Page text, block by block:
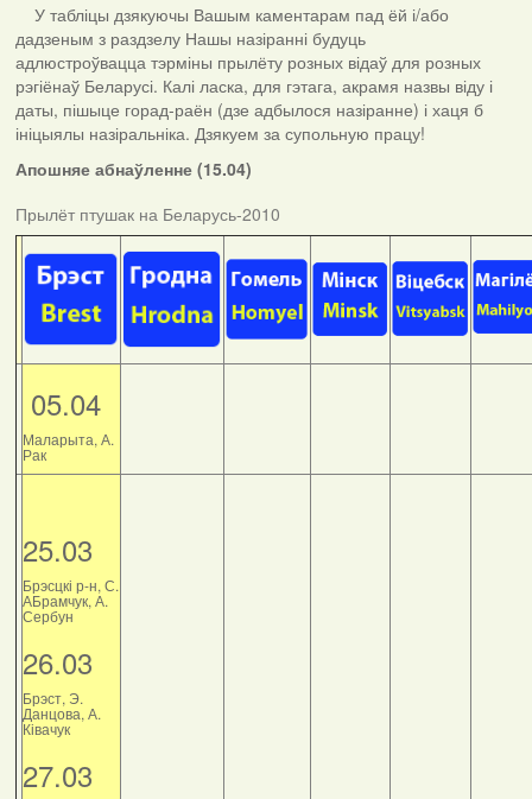
У табліцы дзякуючы Вашым каментарам пад ёй і/або
дадзеным з раздзелу Нашы назіранні будуць
адлюстроўвацца тэрміны прылёту розных відаў для розных
рэгіёнаў Беларусі. Калі ласка, для гэтага, акрамя назвы віду і
даты, пішыце горад-раён (дзе адбылося назіранне) і хаця б
ініцыялы назіральніка. Дзякуем за супольную працу!
Апошняе абнаўленне (15.04)
Прылёт птушак на Беларусь-2010
05.04
Маларыта, А.
Рак
25.03
Брэсцкі р-н, С.
АБрамчук, А.
Сербун
26.03
Брэст, Э.
Данцова, А.
Ківачук
27.03